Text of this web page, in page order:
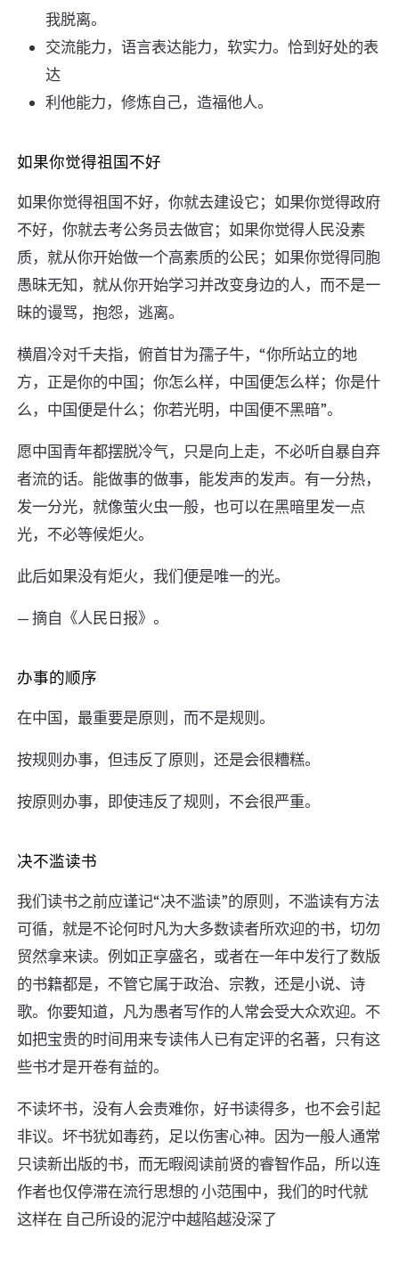
我脱离。
交流能力，语言表达能力，软实力。恰到好处的表
达
利他能力，修炼自己，造福他人。
如果你觉得祖国不好
如果你觉得祖国不好，你就去建设它；如果你觉得政府
不好，你就去考公务员去做官；如果你觉得人民没素
质，就从你开始做一个高素质的公民；如果你觉得同胞
愚昧无知，就从你开始学习并改变身边的人，而不是一
昧的谩骂，抱怨，逃离。
横眉冷对千夫指，俯首甘为孺子牛，“你所站立的地
方，正是你的中国；你怎么样，中国便怎么样；你是什
么，中国便是什么；你若光明，中国便不黑暗”。
愿中国青年都摆脱冷气，只是向上走，不必听自暴自弃
者流的话。能做事的做事，能发声的发声。有一分热，
发一分光，就像萤火虫一般，也可以在黑暗里发一点
光，不必等候炬火。
此后如果没有炬火，我们便是唯一的光。
— 摘自《人民日报》。
办事的顺序
在中国，最重要是原则，而不是规则。
按规则办事，但违反了原则，还是会很糟糕。
按原则办事，即使违反了规则，不会很严重。 ​​​​
决不滥读书
我们读书之前应谨记“决不滥读”的原则，不滥读有方法
可循，就是不论何时凡为大多数读者所欢迎的书，切勿
贸然拿来读。例如正享盛名，或者在一年中发行了数版
的书籍都是，不管它属于政治、宗教，还是小说、诗
歌。你要知道，凡为愚者写作的人常会受大众欢迎。不
如把宝贵的时间用来专读伟人已有定评的名著，只有这
些书才是开卷有益的。
不读坏书，没有人会责难你，好书读得多，也不会引起
非议。坏书犹如毒药，足以伤害心神。因为一般人通常
只读新出版的书，而无暇阅读前贤的睿智作品，所以连
作者也仅停滞在流行思想的 小范围中，我们的时代就
这样在 自己所设的泥泞中越陷越没深了